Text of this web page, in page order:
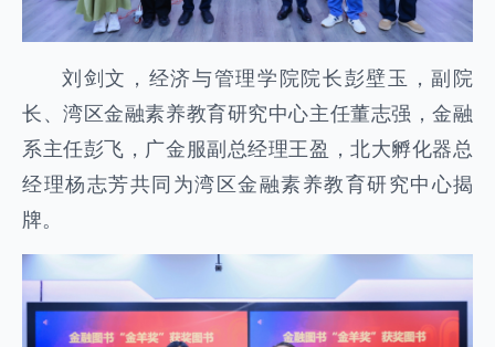
刘剑文，经济与管理学院院长彭壁玉，副院
长、湾区金融素养教育研究中心主任董志强，金融
系主任彭飞，广金服副总经理王盈，北大孵化器总
经理杨志芳共同为湾区金融素养教育研究中心揭
牌。